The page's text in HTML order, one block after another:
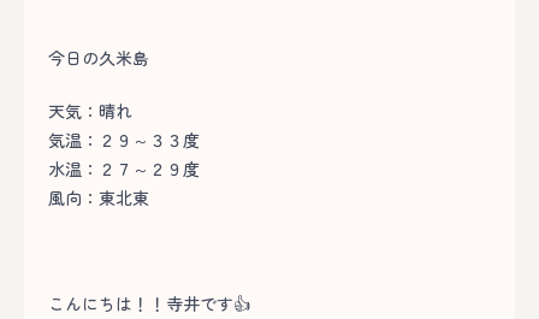
今日の久米島
天気：晴れ
気温：２９～３３度
水温：２７～２９度
風向：東北東
こんにちは！！寺井です👍